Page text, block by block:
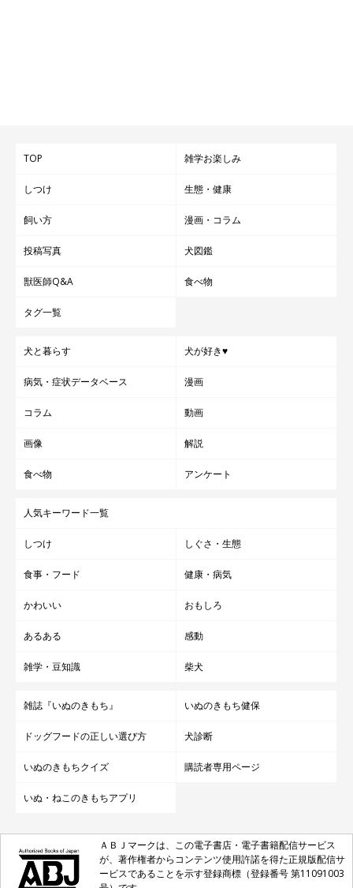
TOP 雑学お楽しみ
しつけ 生態・健康
飼い方 漫画・コラム
投稿写真 犬図鑑
獣医師Q&A 食べ物
タグ一覧
犬と暮らす 犬が好き♥
病気・症状データベース 漫画
コラム 動画
画像 解説
食べ物 アンケート
人気キーワード一覧
しつけ しぐさ・生態
食事・フード 健康・病気
かわいい おもしろ
あるある 感動
雑学・豆知識 柴犬
雑誌『いぬのきもち』 いぬのきもち健保
ドッグフードの正しい選び方 犬診断
いぬのきもちクイズ 購読者専用ページ
いぬ・ねこのきもちアプリ
ＡＢＪマークは、この電子書店・電子書籍配信サービス
が、著作権者からコンテンツ使用許諾を得た正規版配信サ
ービスであることを示す登録商標（登録番号 第11091003